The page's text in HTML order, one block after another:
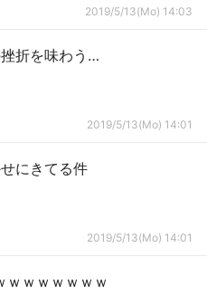
2019/5/13(Mo) 14:03
挫折を味わう…
2019/5/13(Mo) 14:01
にきてる件
2019/5/13(Mo) 14:01
ｗｗｗｗｗｗ